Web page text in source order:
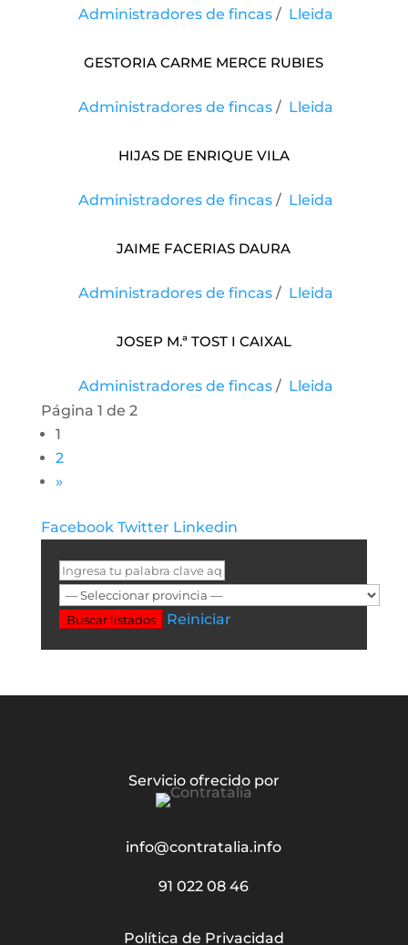
Administradores de fincas/ Lleida
Gestoria Carme Merce Rubies
Administradores de fincas/ Lleida
Hijas De Enrique Vila
Administradores de fincas/ Lleida
Jaime Facerias Daura
Administradores de fincas/ Lleida
Josep M.ª Tost I Caixal
Administradores de fincas/ Lleida
Página 1 de 2
1
2
»
Facebook Twitter Linkedin
Buscar listados Reiniciar
Servicio ofrecido por
info@contratalia.info
91 022 08 46
Política de Privacidad